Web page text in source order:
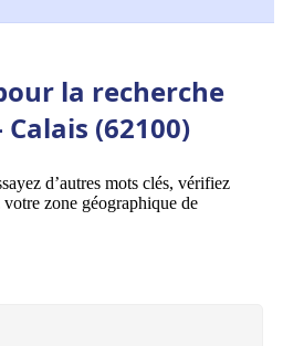
la recherche
(62100)
d’autres mots clés, vérifiez
zone géographique de